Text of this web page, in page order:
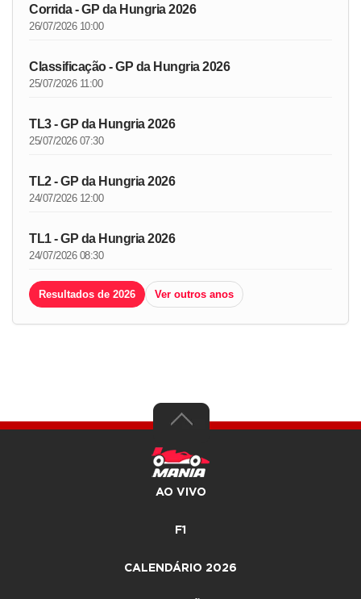
Corrida - GP da Hungria 2026
26/07/2026 10:00
Classificação - GP da Hungria 2026
25/07/2026 11:00
TL3 - GP da Hungria 2026
25/07/2026 07:30
TL2 - GP da Hungria 2026
24/07/2026 12:00
TL1 - GP da Hungria 2026
24/07/2026 08:30
Resultados de 2026 Ver outros anos
AO VIVO
F1
CALENDÁRIO 2026